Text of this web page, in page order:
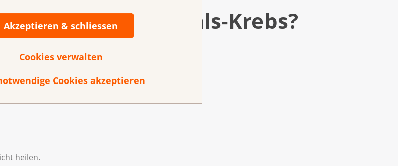
Akzeptieren & schliessen
Cookies verwalten
Cookies akzeptieren
von Kopf-Hals-Krebs?
den Ohren oder im Nacken.
heilen.